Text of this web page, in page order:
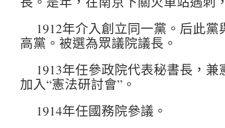
1912年介入創立同一黨。后此
高黨。被選為眾議院議長。
1913年任參政院代表秘書長，
加入“憲法研討會”。
1914年任國務院參議。